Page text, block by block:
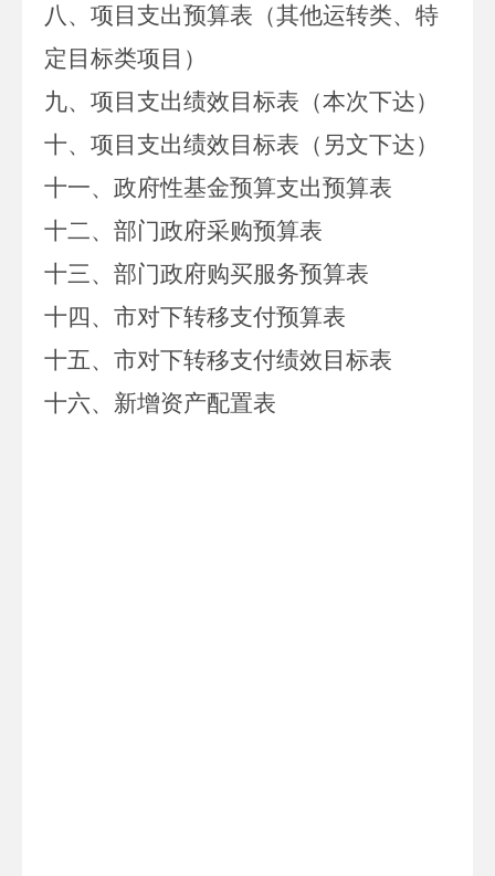
八、项目支出预算表（其他运转类、特
定目标类项目）
九、项目支出绩效目标表（本次下达）
十、项目支出绩效目标表（另文下达）
十一、政府性基金预算支出预算表
十二、部门政府采购预算表
十三、部门政府购买服务预算表
十四、市对下转移支付预算表
十五、市对下转移支付绩效目标表
十六、新增资产配置表